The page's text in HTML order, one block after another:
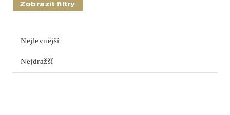
Zobrazit filtry
Nejlevnější
Nejdražší